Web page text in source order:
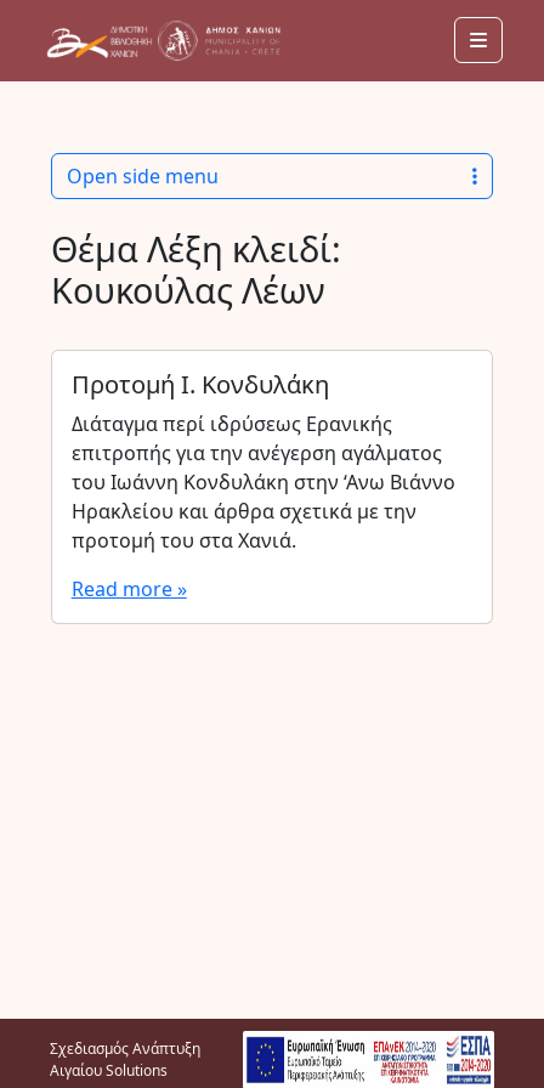
Menu
Θέμα Λέξη κλειδί:
Κουκούλας Λέων
Προτομή Ι. Κονδυλάκη
Διάταγμα περί ιδρύσεως Ερανικής
επιτροπής για την ανέγερση αγάλματος
του Ιωάννη Κονδυλάκη στην ‘Ανω Βιάννο
Ηρακλείου και άρθρα σχετικά με την
προτομή του στα Χανιά.
Read more »
Open side menu
Σχεδιασμός Ανάπτυξη
Αιγαίου Solutions